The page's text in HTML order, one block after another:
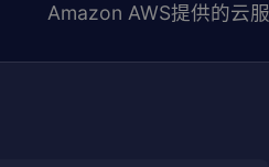
Amazon AWS提供的云